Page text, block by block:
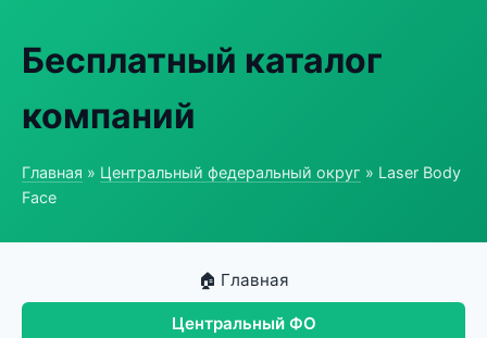
Бесплатный каталог
компаний
Главная » Центральный федеральный округ » Laser Body
Face
🏠 Главная
Центральный ФО